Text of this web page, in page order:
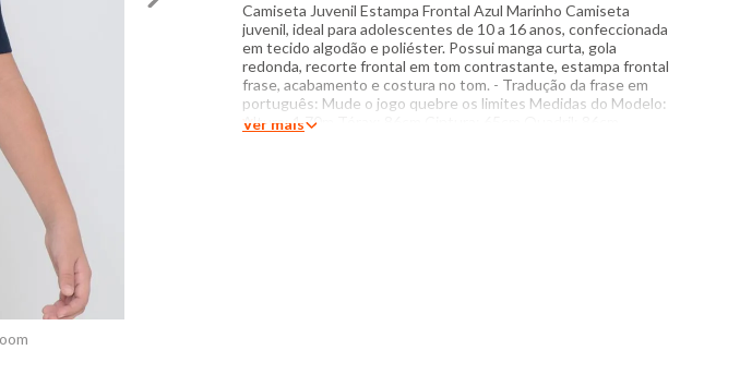
Camiseta Juvenil Estampa Frontal Azul Marinho Camiseta
juvenil, ideal para adolescentes de 10 a 16 anos, confeccionada
em tecido algodão e poliéster. Possui manga curta, gola
redonda, recorte frontal em tom contrastante, estampa frontal
frase, acabamento e costura no tom. - Tradução da frase em
português: Mude o jogo quebre os limites Medidas do Modelo:
Altura: 1,70m Tórax: 86cm Cintura: 65cm Quadril: 86cm
Ver mais